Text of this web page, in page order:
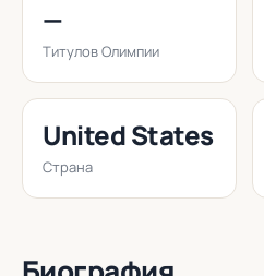
—
Титулов Олимпии
United States
Страна